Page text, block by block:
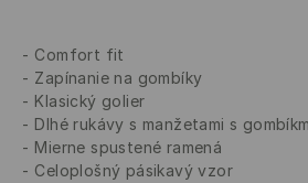
Comfort fit
Zapínanie na gombíky
Klasický golier
Dlhé rukávy s manžetami s
Mierne spustené ramená
Celoplošný pásikavý vzor